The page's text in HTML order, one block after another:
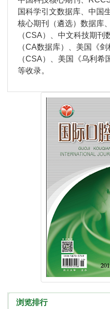
国科学引文数据库、中国
核心期刊（遴选）数据库
（CSA）、中文科技期刊
（CA数据库）、美国《
（CSA）、美国《乌利
等收录。
浏览排行